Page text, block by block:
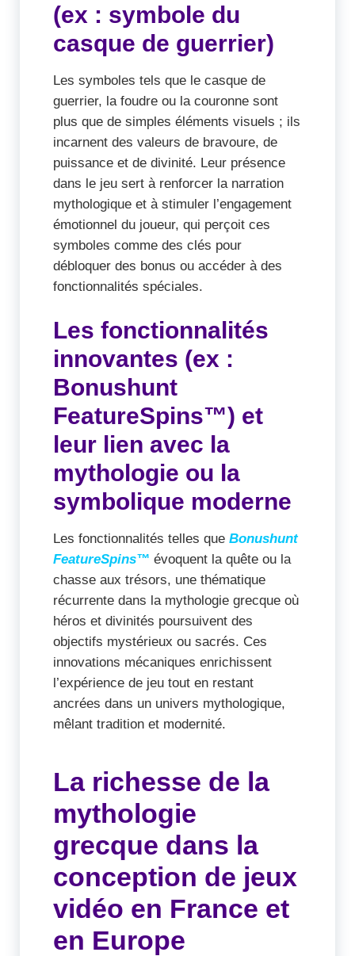
(ex : symbole du
casque de guerrier)
Les symboles tels que le casque de
guerrier, la foudre ou la couronne sont
plus que de simples éléments visuels ; ils
incarnent des valeurs de bravoure, de
puissance et de divinité. Leur présence
dans le jeu sert à renforcer la narration
mythologique et à stimuler l’engagement
émotionnel du joueur, qui perçoit ces
symboles comme des clés pour
débloquer des bonus ou accéder à des
fonctionnalités spéciales.
Les fonctionnalités
innovantes (ex :
Bonushunt
FeatureSpins™) et
leur lien avec la
mythologie ou la
symbolique moderne
Les fonctionnalités telles que Bonushunt
FeatureSpins™ évoquent la quête ou la
chasse aux trésors, une thématique
récurrente dans la mythologie grecque où
héros et divinités poursuivent des
objectifs mystérieux ou sacrés. Ces
innovations mécaniques enrichissent
l’expérience de jeu tout en restant
ancrées dans un univers mythologique,
mêlant tradition et modernité.
La richesse de la
mythologie
grecque dans la
conception de jeux
vidéo en France et
en Europe